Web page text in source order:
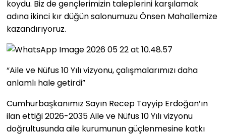
koydu. Biz de gençlerimizin taleplerini karşılamak
adına ikinci kır düğün salonumuzu Önsen Mahallemize
kazandırıyoruz.
“Aile ve Nüfus 10 Yılı vizyonu, çalışmalarımızı daha
anlamlı hale getirdi”
Cumhurbaşkanımız Sayın Recep Tayyip Erdoğan’ın
ilan ettiği 2026-2035 Aile ve Nüfus 10 Yılı vizyonu
doğrultusunda aile kurumunun güçlenmesine katkı